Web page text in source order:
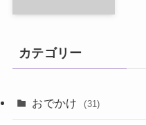
カテゴリー
おでかけ (31)